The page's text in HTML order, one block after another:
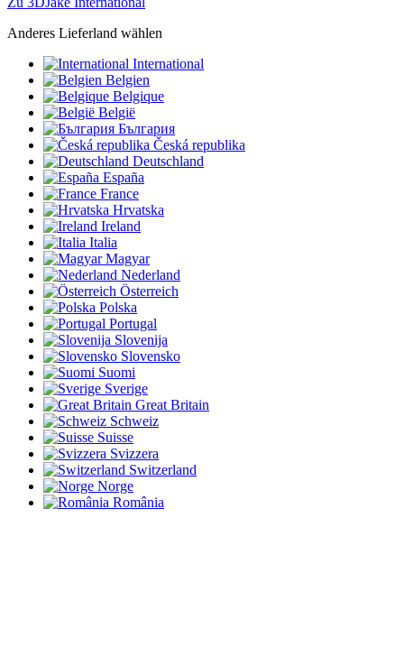
Anderes Lieferland wählen
International
Belgien
Belgique
België
България
Česká republika
Deutschland
España
France
Hrvatska
Ireland
Italia
Magyar
Nederland
Österreich
Polska
Portugal
Slovenija
Slovensko
Suomi
Sverige
Great Britain
Schweiz
Suisse
Svizzera
Switzerland
Norge
România